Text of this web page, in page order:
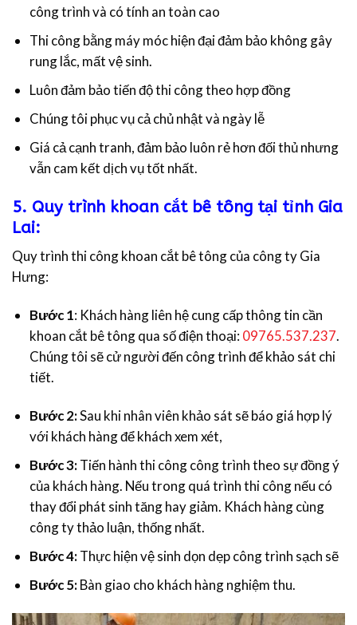
công trình và có tính an toàn cao
Thi công bằng máy móc hiện đại đảm bảo không gây
rung lắc, mất vệ sinh.
Luôn đảm bảo tiến độ thi công theo hợp đồng
Chúng tôi phục vụ cả chủ nhật và ngày lễ
Giá cả cạnh tranh, đảm bảo luôn rẻ hơn đối thủ nhưng
vẫn cam kết dịch vụ tốt nhất.
5. Quy trình khoan cắt bê tông tại tỉnh Gia
Lai:
Quy trình thi công khoan cắt bê tông của công ty Gia
Hưng:
Bước 1: Khách hàng liên hệ cung cấp thông tin cần
khoan cắt bê tông qua số điện thoại: 09765.537.237.
Chúng tôi sẽ cử người đến công trình để khảo sát chi
tiết.
Bước 2:Sau khi nhân viên khảo sát sẽ báo giá hợp lý
với khách hàng để khách xem xét,
Bước 3:Tiến hành thi công công trình theo sự đồng ý
của khách hàng. Nếu trong quá trình thi công nếu có
thay đổi phát sinh tăng hay giảm. Khách hàng cùng
công ty thảo luận, thống nhất.
Bước 4:Thực hiện vệ sinh dọn dẹp công trình sạch sẽ
Bước 5:Bàn giao cho khách hàng nghiệm thu.